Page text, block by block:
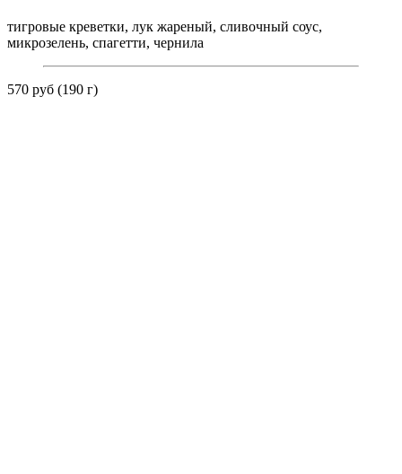
тигровые креветки, лук жареный, сливочный соус,
микрозелень, спагетти, чернила
570 руб (190 г)